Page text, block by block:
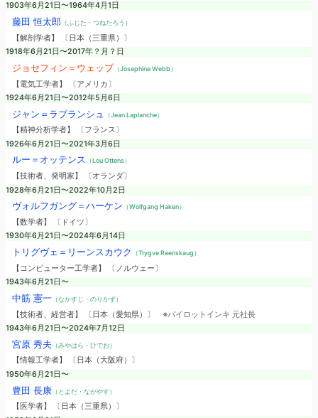
1903年6月21日〜1964年4月1日
藤田 恒太郎（ふじた・つねたろう）
【解剖学者】 〔日本（三重県）〕
1918年6月21日〜2017年？月？日
ジョセフィン＝ウェッブ （Josephine Webb）
【電気工学者】 〔アメリカ〕
1924年6月21日〜2012年5月6日
ジャン＝ラプランシュ （Jean Laplanche）
【精神分析学者】 〔フランス〕
1926年6月21日〜2021年3月6日
ルー＝オッテンス （Lou Ottens）
【技術者、発明家】 〔オランダ〕
1928年6月21日〜2022年10月2日
ヴォルフガング＝ハーケン （Wolfgang Haken）
【数学者】 〔ドイツ〕
1930年6月21日〜2024年6月14日
トリグヴェ＝リーンスカウク （Trygve Reenskaug）
【コンピューター工学者】 〔ノルウェー〕
1943年6月21日〜
中筋 憲一（なかすじ・のりかず）
【技術者、経営者】 〔日本（愛知県）〕 ※パイロットインキ 元社長
1943年6月21日〜2024年7月12日
宮原 秀夫 （みやはら・ひでお）
【情報工学者】 〔日本（大阪府）〕
1950年6月21日〜
豊田 長康（とよだ・ながやす）
【医学者】 〔日本（三重県）〕